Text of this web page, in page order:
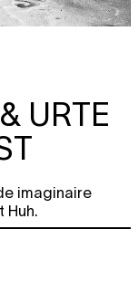
URTE
imaginaire
Huh.